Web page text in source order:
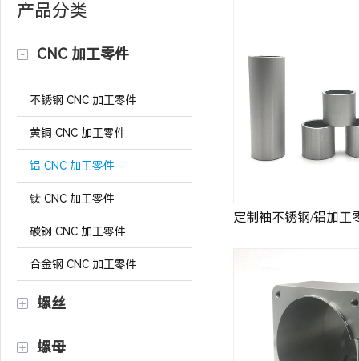
产品分类
CNC 加工零件
不锈钢 CNC 加工零件
黄铜 CNC 加工零件
铝 CNC 加工零件
钛 CNC 加工零件
碳钢 CNC 加工零件
合金钢 CNC 加工零件
螺丝
螺母
定制袖不锈钢/铝加工